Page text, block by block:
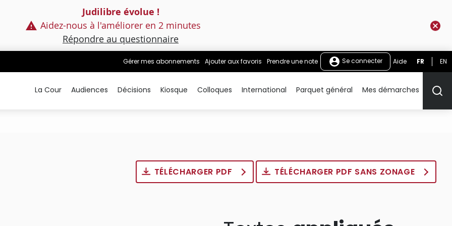
Judilibre évolue !
Aidez-nous à l'améliorer en 2 minutes
Répondre au questionnaire
Gérer mes abonnements Ajouter aux favoris Prendre une note Se connecter Aide FR EN
La Cour Audiences Décisions Kiosque Colloques International Parquet général Mes démarches
TÉLÉCHARGER PDF TÉLÉCHARGER PDF SANS ZONAGE